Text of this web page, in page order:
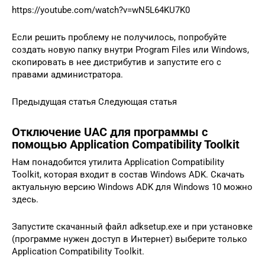
https://youtube.com/watch?v=wN5L64KU7K0
Если решить проблему не получилось, попробуйте
создать новую папку внутри Program Files или Windows,
скопировать в нее дистрибутив и запустите его с
правами администратора.
Предыдущая статья Следующая статья
Отключение UAC для программы с
помощью Application Compatibility Toolkit
Нам понадобится утилита Application Compatibility
Toolkit, которая входит в состав Windows ADK. Скачать
актуальную версию Windows ADK для Windows 10 можно
здесь.
Запустите скачанный файл adksetup.exe и при установке
(программе нужен доступ в Интернет) выберите только
Application Compatibility Toolkit.